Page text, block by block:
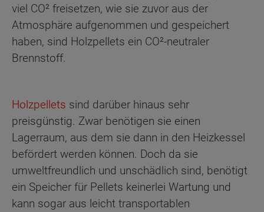
viel CO² freisetzen, wie sie zuvor aus der
Atmosphäre aufgenommen und gespeichert
haben, sind Holzpellets ein CO²-neutraler
Brennstoff.
Holzpellets sind darüber hinaus sehr
preisgünstig. Zwar benötigen sie einen
Lagerraum, aus dem sie dann in den Heizkessel
befördert werden können. Doch da sie
umweltfreundlich und unschädlich sind, benötigt
ein Speicher für Pellets keinerlei Wartung und
kann sogar aus leicht transportablen